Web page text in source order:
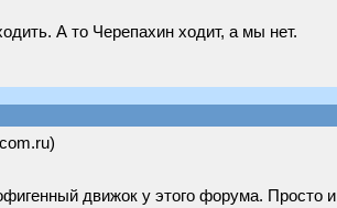
А то Черепахин ходит, а мы нет.
движок у этого форума. Просто